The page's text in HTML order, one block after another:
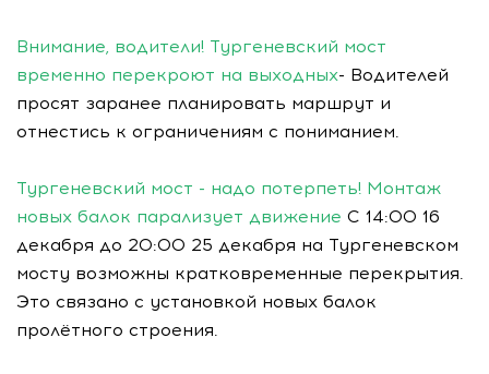
Внимание, водители! Тургеневский мост
временно перекроют на выходных- Водителей
просят заранее планировать маршрут и
отнестись к ограничениям с пониманием.
Тургеневский мост - надо потерпеть! Монтаж
новых балок парализует движение С 14:00 16
декабря до 20:00 25 декабря на Тургеневском
мосту возможны кратковременные перекрытия.
Это связано с установкой новых балок
пролётного строения.